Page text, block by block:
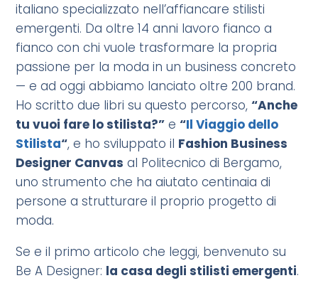
italiano specializzato nell’affiancare stilisti
emergenti. Da oltre 14 anni lavoro fianco a
fianco con chi vuole trasformare la propria
passione per la moda in un business concreto
— e ad oggi abbiamo lanciato oltre 200 brand.
Ho scritto due libri su questo percorso,“Anche
tu vuoi fare lo stilista?” e“Il Viaggio dello
Stilista“, e ho sviluppato il Fashion Business
Designer Canvas al Politecnico di Bergamo,
uno strumento che ha aiutato centinaia di
persone a strutturare il proprio progetto di
moda.
Se e il primo articolo che leggi, benvenuto su
Be A Designer: la casa degli stilisti emergenti.